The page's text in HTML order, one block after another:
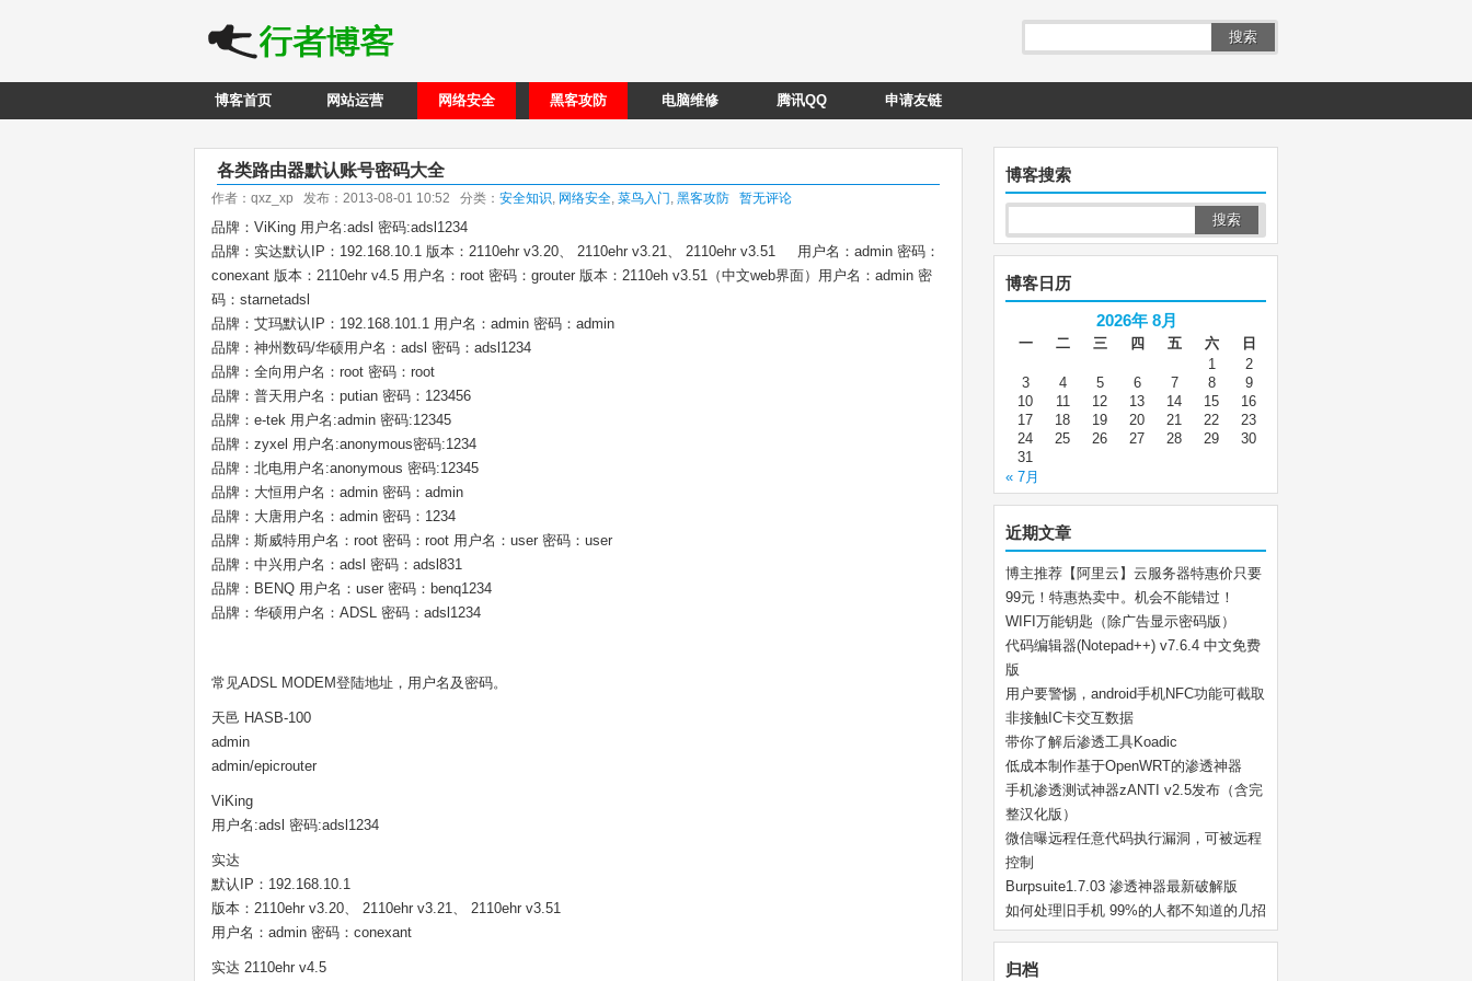
搜索
博客首页 网站运营 网络安全 黑客攻防 电脑维修 腾讯QQ 申请友链
各类路由器默认账号密码大全
作者：qxz_xp 发布：2013-08-01 10:52 分类： 安全知识, 网络安全, 菜鸟入门, 黑客攻防 暂无评论
品牌：ViKing 用户名:adsl 密码:adsl1234
品牌：实达默认IP：192.168.10.1 版本：2110ehr v3.20、 2110ehr v3.21、 2110ehr v3.51 用户名：admin 密码：
conexant 版本：2110ehr v4.5 用户名：root 密码：grouter 版本：2110eh v3.51（中文web界面）用户名：admin 密
码：starnetadsl
品牌：艾玛默认IP：192.168.101.1 用户名：admin 密码：admin
品牌：神州数码/华硕用户名：adsl 密码：adsl1234
品牌：全向用户名：root 密码：root
品牌：普天用户名：putian 密码：123456
品牌：e-tek 用户名:admin 密码:12345
品牌：zyxel 用户名:anonymous密码:1234
品牌：北电用户名:anonymous 密码:12345
品牌：大恒用户名：admin 密码：admin
品牌：大唐用户名：admin 密码：1234
品牌：斯威特用户名：root 密码：root 用户名：user 密码：user
品牌：中兴用户名：adsl 密码：adsl831
品牌：BENQ 用户名：user 密码：benq1234
品牌：华硕用户名：ADSL 密码：adsl1234
常见ADSL MODEM登陆地址，用户名及密码。
天邑 HASB-100
admin
admin/epicrouter
ViKing
用户名:adsl 密码:adsl1234
实达
默认IP：192.168.10.1
版本：2110ehr v3.20、 2110ehr v3.21、 2110ehr v3.51
用户名：admin 密码：conexant
实达 2110ehr v4.5
博客搜索
博客日历
2026年 8月
一 二 三 四 五 六
日
1
2
3
4 5 6 7 8
9
10
11 12 13 14 15
16
17
18 19 20 21 22
23
24
25 26 27 28 29
30
31
« 7月
近期文章
博主推荐【阿里云】云服务器特惠价只要
99元！特惠热卖中。机会不能错过！
WIFI万能钥匙（除广告显示密码版）
代码编辑器(Notepad++) v7.6.4 中文免费
版
用户要警惕，android手机NFC功能可截取
非接触IC卡交互数据
带你了解后渗透工具Koadic
低成本制作基于OpenWRT的渗透神器
手机渗透测试神器zANTI v2.5发布（含完
整汉化版）
微信曝远程任意代码执行漏洞，可被远程
控制
Burpsuite1.7.03 渗透神器最新破解版
如何处理旧手机 99%的人都不知道的几招
归档